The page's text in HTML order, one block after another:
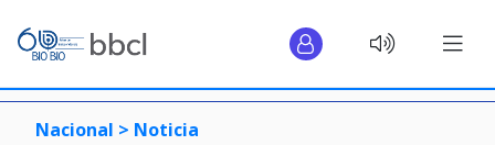
Nacional > Noticia